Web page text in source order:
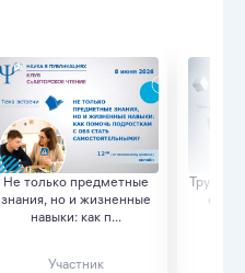
Не только предметные
знания, но и жизненные
навыки: как п...
Участник